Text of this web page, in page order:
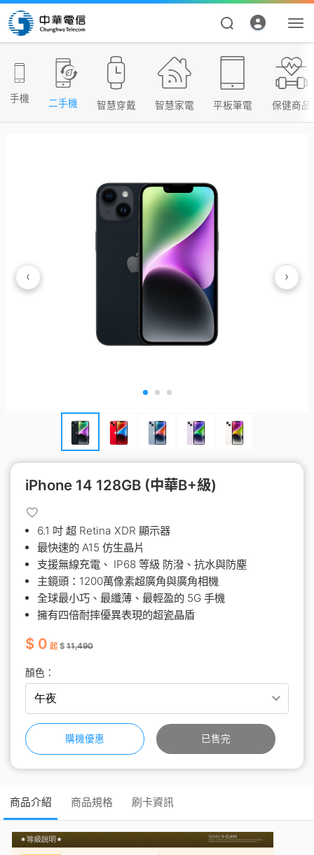
資費合約
帳單繳費
手機 二手機 智慧穿戴 智慧家電 平板筆電 保健商品
‹ ›
iPhone 14 128GB (中華B+級)
6.1 吋 超 Retina XDR 顯示器
最快速的 A15 仿生晶片
支援無線充電、 IP68 等級 防潑、抗水與防塵
主鏡頭：1200萬像素超廣角與廣角相機
全球最小巧、最纖薄、最輕盈的 5G 手機
擁有四倍耐摔優異表現的超瓷晶盾
$ 0 起 $11,490
顏色：
購機優惠 已售完
商品介紹 商品規格 刷卡資訊